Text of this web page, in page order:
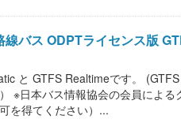
線バス ODPTライセンス版
と GTFS Realtimeです。
※日本バス情報協会の会員によ
を得てください）...